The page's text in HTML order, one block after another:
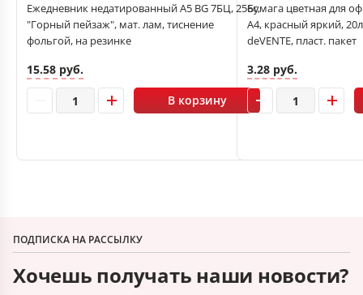
Ежедневник недатированный А5 BG 7БЦ, 256с,
"Горный пейзаж", мат. лам, тиснение
фольгой, на резинке
15.58 руб.
В корзину
Бумага цветная для
А4, красный яркий,
deVENTE, пласт. пакет
3.28 руб.
ПОДПИСКА НА РАССЫЛКУ
Хочешь получать наши новости?